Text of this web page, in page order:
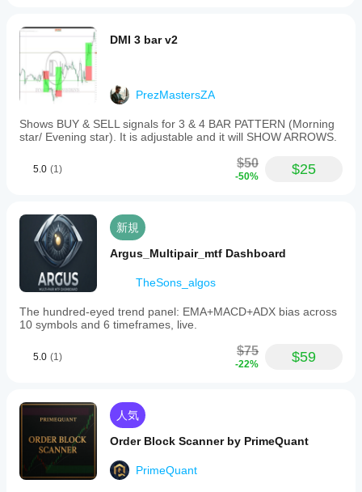
DMI 3 bar v2
PrezMastersZA
Shows BUY & SELL signals for 3 & 4 BAR PATTERN (Morning
star/ Evening star). It is adjustable and it will SHOW ARROWS.
5.0 (1) $50
-50% $25
新規
Argus_Multipair_mtf Dashboard
TheSons_algos
The hundred-eyed trend panel: EMA+MACD+ADX bias across
10 symbols and 6 timeframes, live.
5.0 (1) $75
-22% $59
人気
Order Block Scanner by PrimeQuant
PrimeQuant